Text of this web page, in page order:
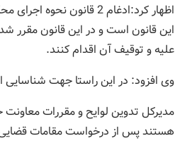
این قانون است و در این قانون مقرر
علیه و توقیف آن اقدام کنند.
وی افزود: در این راستا جهت
مدیرکل تدوین لوایح و مقررات
هستند پس از درخواست مقامات